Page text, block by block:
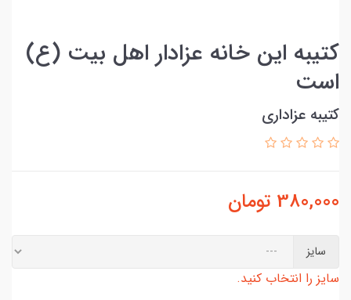
کتیبه این خانه عزادار اهل بیت (ع)
است
کتیبه عزاداری
380,000 تومان
سایز
سایز را انتخاب کنید.